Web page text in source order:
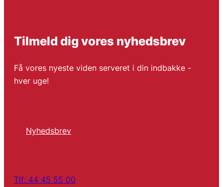
Tilmeld dig vores nyhedsbrev
Få vores nyeste viden serveret i din indbakke -
hver uge!
Nyhedsbrev
Tlf: 44 45 55 00